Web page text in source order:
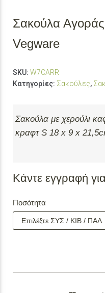
Σακούλα
Vegware
SKU: W7CARR
Κατηγορίες: Σακούλες,
Σακούλα με χερούλι
κραφτ S 18 x 9 x
Κάντε εγγραφή για
Ποσότητα